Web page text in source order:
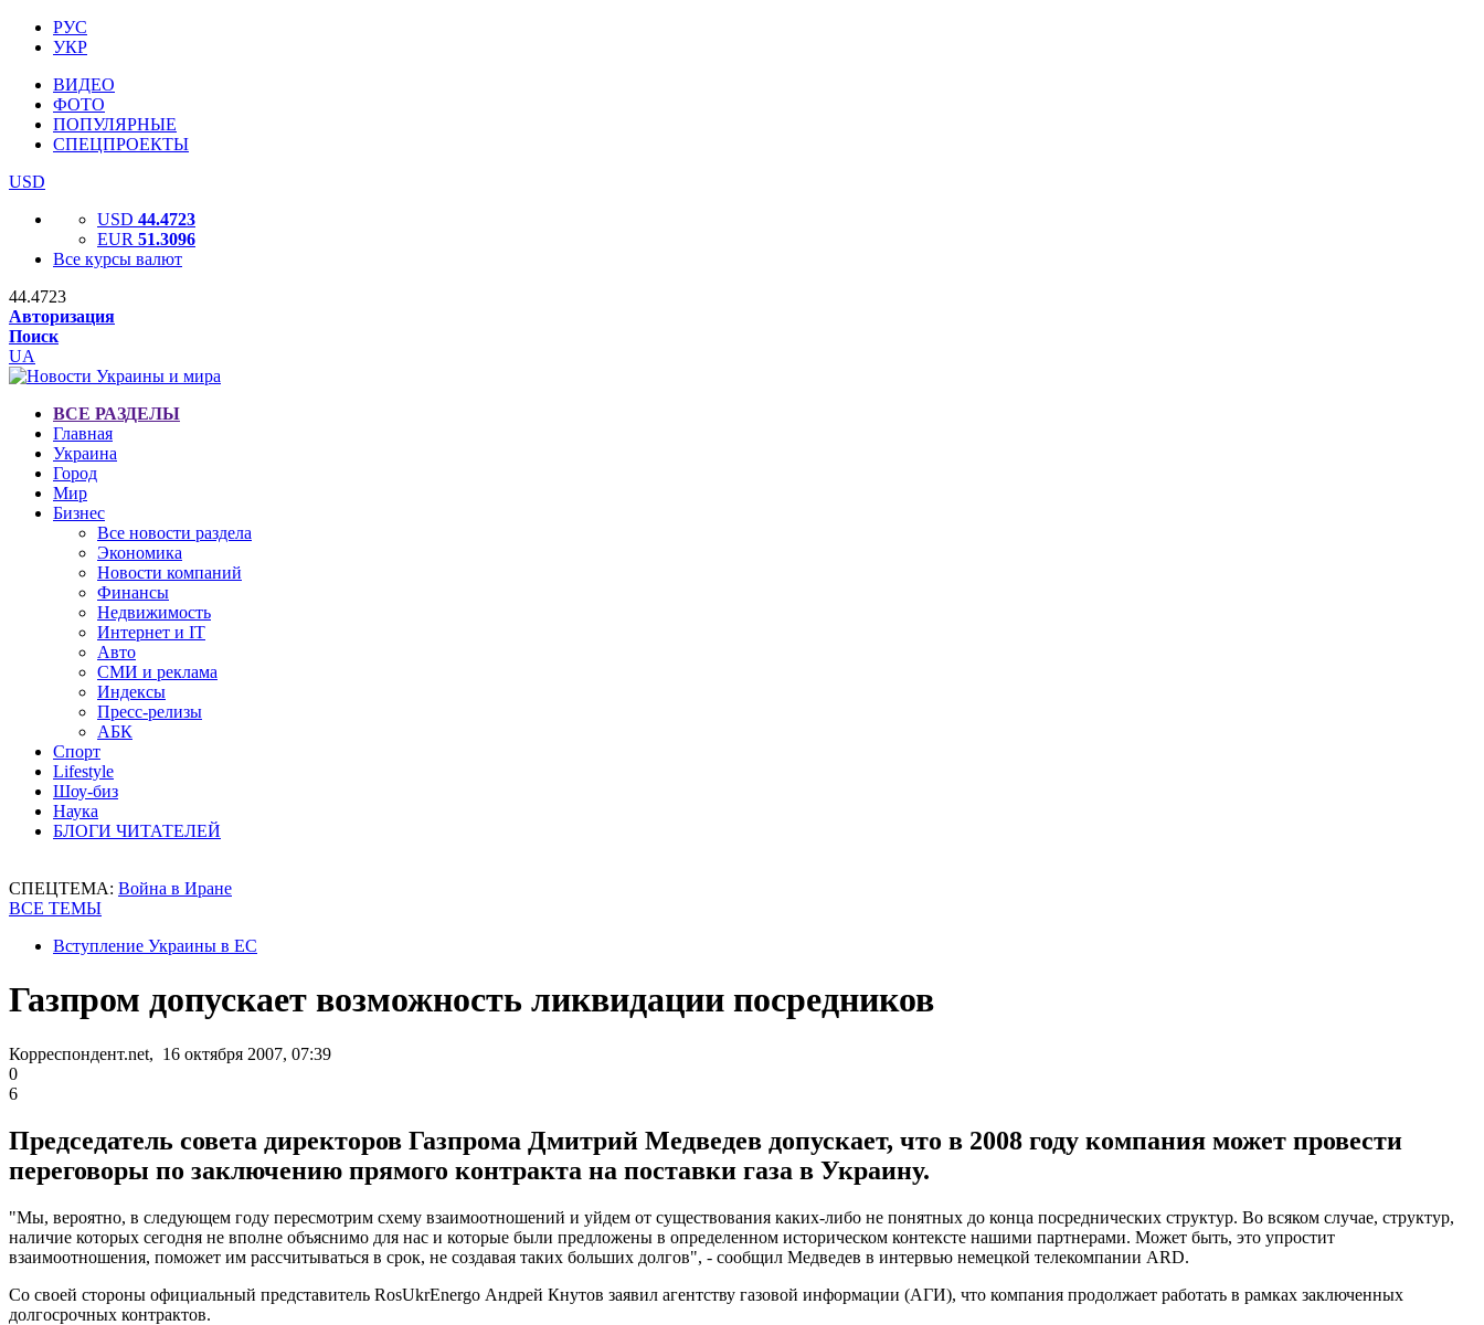
РУС
УКР
ВИДЕО
ФОТО
ПОПУЛЯРНЫЕ
СПЕЦПРОЕКТЫ
USD
USD 44.4723
EUR 51.3096
Все курсы валют
44.4723
Авторизация
Поиск
UA
ВСЕ РАЗДЕЛЫ
Главная
Украина
Город
Мир
Бизнес
Все новости раздела
Экономика
Новости компаний
Финансы
Недвижимость
Интернет и IT
Авто
СМИ и реклама
Индексы
Пресс-релизы
АБК
Спорт
Lifestyle
Шоу-биз
Наука
БЛОГИ ЧИТАТЕЛЕЙ
СПЕЦТЕМА: Война в Иране
ВСЕ ТЕМЫ
Вступление Украины в ЕС
Газпром допускает возможность ликвидации посредников
Корреспондент.net, 16 октября 2007, 07:39
0
6
Председатель совета директоров Газпрома Дмитрий Медведев допускает, что в 2008 году компания может провести
переговоры по заключению прямого контракта на поставки газа в Украину.
"Мы, вероятно, в следующем году пересмотрим схему взаимоотношений и уйдем от существования каких-либо не понятных до конца посреднических структур. Во всяком случае, структур,
наличие которых сегодня не вполне объяснимо для нас и которые были предложены в определенном историческом контексте нашими партнерами. Может быть, это упростит
взаимоотношения, поможет им рассчитываться в срок, не создавая таких больших долгов", - сообщил Медведев в интервью немецкой телекомпании ARD.
Со своей стороны официальный представитель RosUkrEnergo Андрей Кнутов заявил агентству газовой информации (АГИ), что компания продолжает работать в рамках заключенных
долгосрочных контрактов.